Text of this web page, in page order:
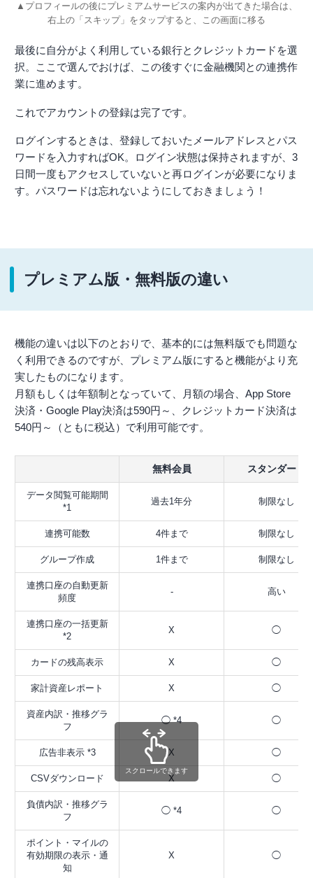
▲プロフィールの後にプレミアムサービスの案内が出てきた場合は、
右上の「スキップ」をタップすると、この画面に移る
最後に自分がよく利用している銀行とクレジットカードを選
択。ここで選んでおけば、この後すぐに金融機関との連携作
業に進めます。
これでアカウントの登録は完了です。
ログインするときは、登録しておいたメールアドレスとパス
ワードを入力すればOK。ログイン状態は保持されますが、3
日間一度もアクセスしていないと再ログインが必要になりま
す。パスワードは忘れないようにしておきましょう！
プレミアム版・無料版の違い
機能の違いは以下のとおりで、基本的には無料版でも問題な
く利用できるのですが、プレミアム版にすると機能がより充
実したものになります。
月額もしくは年額制となっていて、月額の場合、App Store
決済・Google Play決済は590円～、クレジットカード決済は
540円～（ともに税込）で利用可能です。
無料会員 スタンダード
データ閲覧可能期間
*1
過去1年分 制限なし
連携可能数 4件まで 制限なし
グループ作成 1件まで 制限なし
連携口座の自動更新
頻度
- 高い
連携口座の一括更新
*2
X ◯
カードの残高表示 X ◯
家計資産レポート X ◯
資産内訳・推移グラ
フ
◯ *4 ◯
広告非表示 *3 X ◯
CSVダウンロード X ◯
負債内訳・推移グラ
フ
◯ *4 ◯
ポイント・マイルの
有効期限の表示・通
知
X ◯
スクロールできます